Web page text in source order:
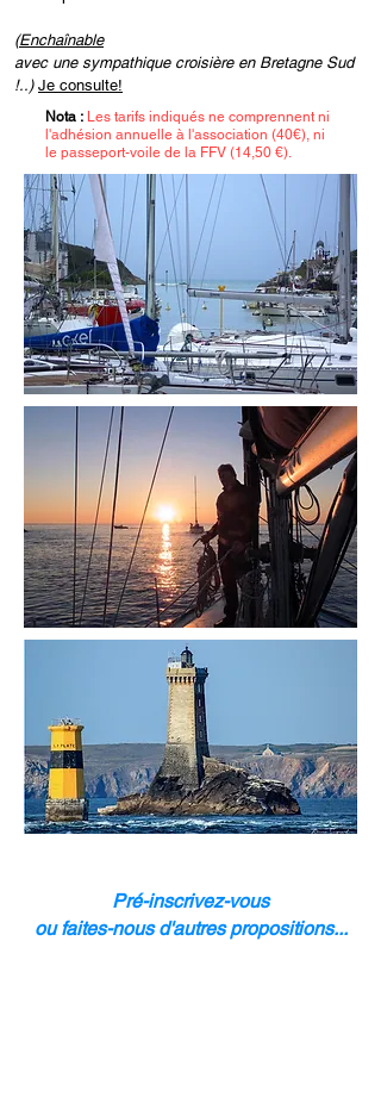
(Enchaînable
avec une sympathique croisière en Bretagne Sud
!..) Je consulte!
Nota : Les tarifs indiqués ne comprennent ni
l'adhésion annuelle à l'association (40€), ni
le passeport-voile de la FFV (14,50 €).
Pré-inscrivez-vous
ou faites-nous d'autres propositions...